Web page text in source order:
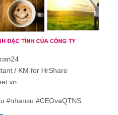
/ KM for HrShare
#nhansu #CEOvaQTNS